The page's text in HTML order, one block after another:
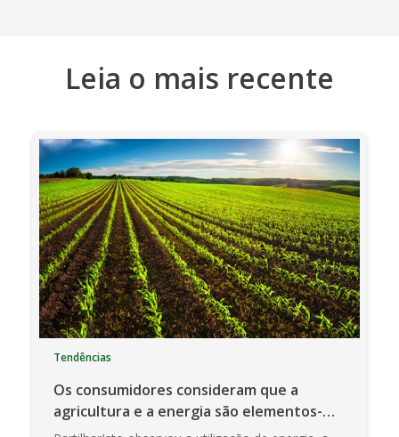
Leia o mais recente
Tendências
Os consumidores consideram que a
agricultura e a energia são elementos-
chave para limitar as alterações climáticas